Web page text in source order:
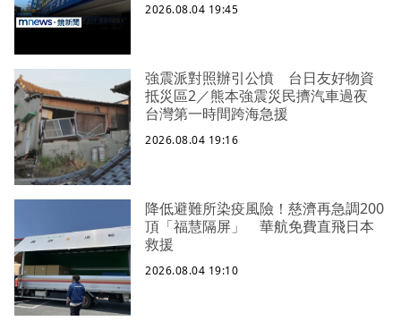
2026.08.04 19:45
強震派對照辦引公憤 台日友好物資
抵災區2／熊本強震災民擠汽車過夜
台灣第一時間跨海急援
2026.08.04 19:16
降低避難所染疫風險！慈濟再急調200
頂「福慧隔屏」 華航免費直飛日本
救援
2026.08.04 19:10